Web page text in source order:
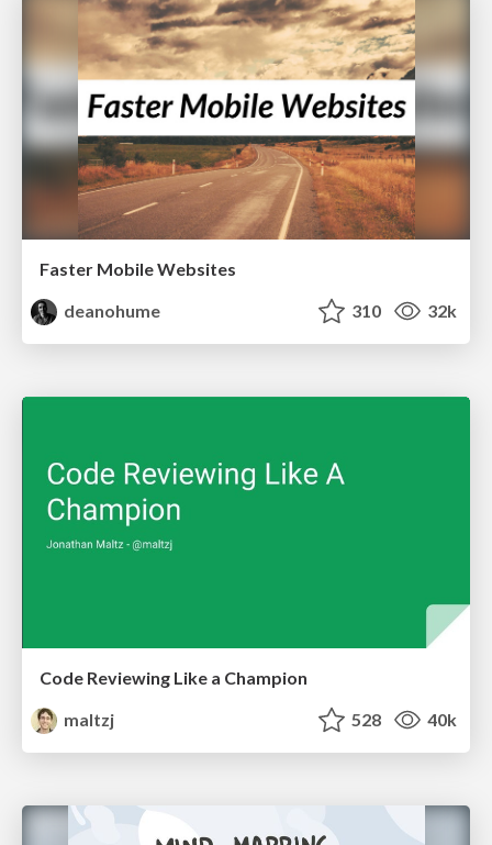
Faster Mobile Websites
deanohume
310 32k
Code Reviewing Like a Champion
maltzj
528 40k